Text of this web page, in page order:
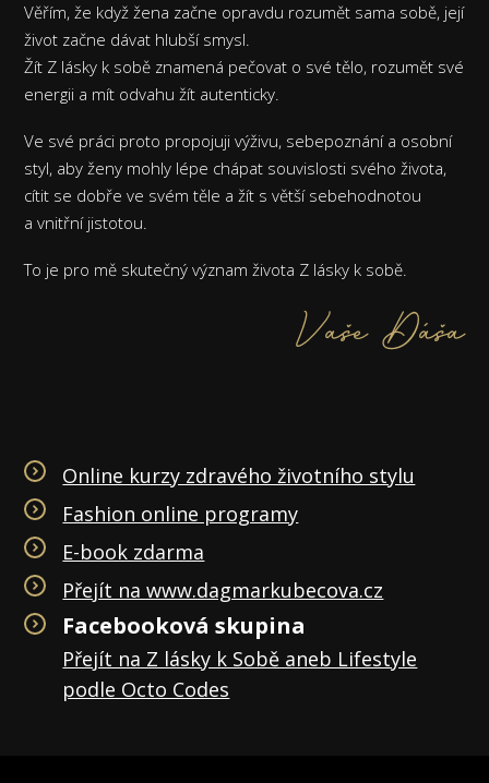
Věřím, že když žena začne opravdu rozumět sama sobě, její
život začne dávat hlubší smysl.
Žít Z lásky k sobě znamená pečovat o své tělo, rozumět své
energii a mít odvahu žít autenticky.
Ve své práci proto propojuji výživu, sebepoznání a osobní
styl, aby ženy mohly lépe chápat souvislosti svého života,
cítit se dobře ve svém těle a žít s větší sebehodnotou
a vnitřní jistotou.
To je pro mě skutečný význam života Z lásky k sobě.
Vaše Dáša
Online kurzy zdravého životního stylu
Fashion online programy
E-book zdarma
Přejít na www.dagmarkubecova.cz
Facebooková skupina
Přejít na Z lásky k Sobě aneb Lifestyle
podle Octo Codes